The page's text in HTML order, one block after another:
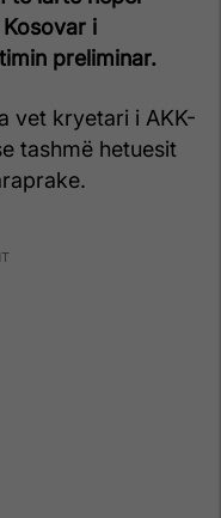
i
preliminar.
vet kryetari i AKK-
tashmë hetuesit